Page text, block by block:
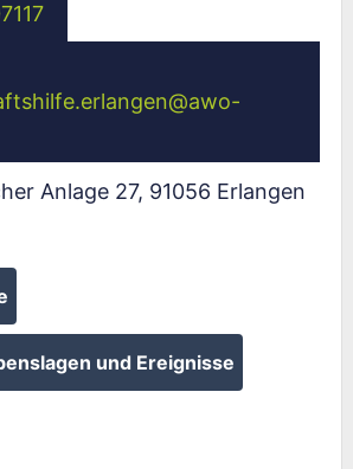
@awo-
Anlage 27, 91056 Erlangen
und Ereignisse